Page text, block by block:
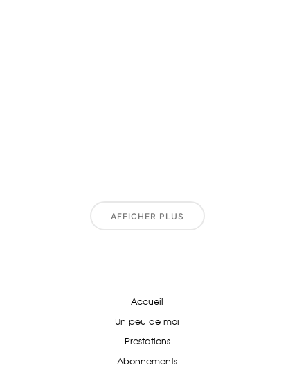
AFFICHER PLUS
Accueil
Un peu de moi
Prestations
Abonnements